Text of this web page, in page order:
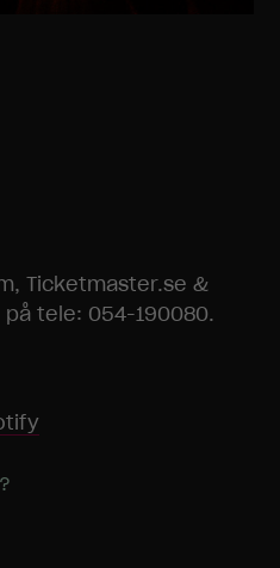
Ticketmaster.se &
tele: 054-190080.